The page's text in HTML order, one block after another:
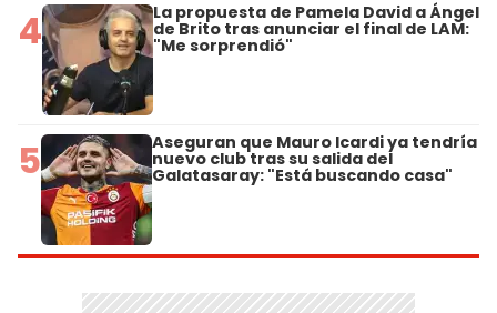
4 La propuesta de Pamela David a Ángel
de Brito tras anunciar el final de LAM:
"Me sorprendió"
5 Aseguran que Mauro Icardi ya tendría
nuevo club tras su salida del
Galatasaray: "Está buscando casa"